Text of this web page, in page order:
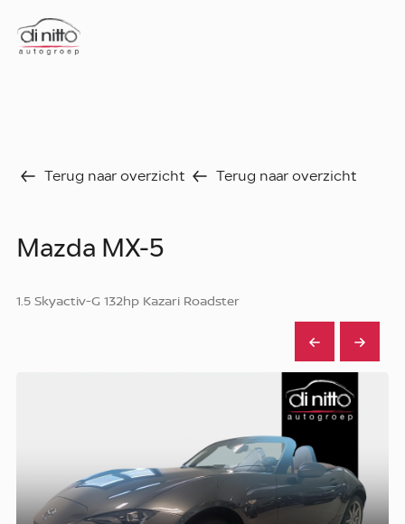
Vergelijk
Diensten
Autoverhuur
Terug naar overzicht Terug naar overzicht
Mazda MX-5
1.5 Skyactiv-G 132hp Kazari Roadster